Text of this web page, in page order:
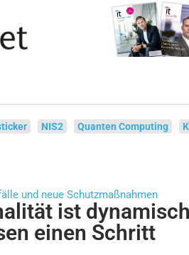
NIS2 Quanten Computing
und neue Schutzmaßnahmen
ist
einen Schritt